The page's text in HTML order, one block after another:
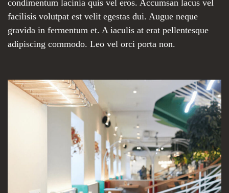
condimentum lacinia quis vel eros. Accumsan lacus vel
facilisis volutpat est velit egestas dui. Augue neque
gravida in fermentum et. A iaculis at erat pellentesque
adipiscing commodo. Leo vel orci porta non.